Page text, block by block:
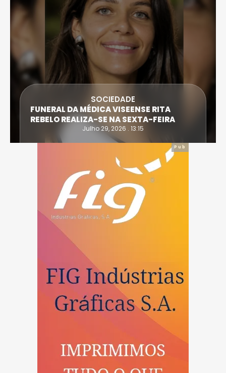
SOCIEDADE
FUNERAL DA MÉDICA VISEENSE RITA
REBELO REALIZA-SE NA SEXTA-FEIRA
Julho 29, 2026 . 13:15
Pub